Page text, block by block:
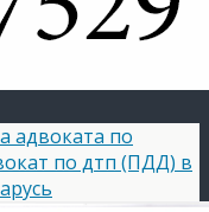
адвоката по
по дтп (ПДД) в